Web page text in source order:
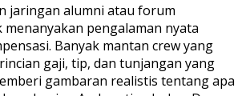
jaringan alumni atau forum
pengalaman nyata
Banyak mantan crew yang
gaji, tip, dan tunjangan yang
gambaran realistis tentang apa